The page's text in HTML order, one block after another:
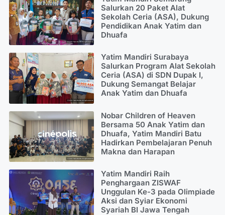
Salurkan 20 Paket Alat
Sekolah Ceria (ASA), Dukung
Pendidikan Anak Yatim dan
Dhuafa
Yatim Mandiri Surabaya
Salurkan Program Alat Sekolah
Ceria (ASA) di SDN Dupak I,
Dukung Semangat Belajar
Anak Yatim dan Dhuafa
Nobar Children of Heaven
Bersama 50 Anak Yatim dan
Dhuafa, Yatim Mandiri Batu
Hadirkan Pembelajaran Penuh
Makna dan Harapan
Yatim Mandiri Raih
Penghargaan ZISWAF
Unggulan Ke-3 pada Olimpiade
Aksi dan Syiar Ekonomi
Syariah BI Jawa Tengah